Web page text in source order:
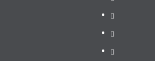
WEB
SERIES
TO
Dehradun
Smart
Life